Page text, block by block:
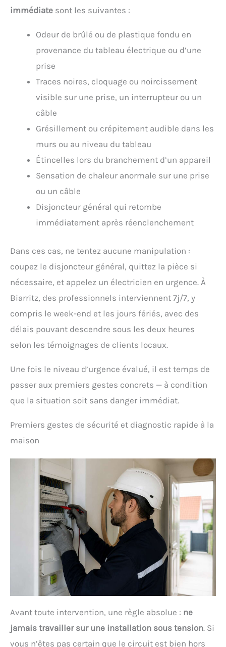
immédiate sont les suivantes :
Odeur de brûlé ou de plastique fondu en
provenance du tableau électrique ou d’une
prise
Traces noires, cloquage ou noircissement
visible sur une prise, un interrupteur ou un
câble
Grésillement ou crépitement audible dans les
murs ou au niveau du tableau
Étincelles lors du branchement d’un appareil
Sensation de chaleur anormale sur une prise
ou un câble
Disjoncteur général qui retombe
immédiatement après réenclenchement
Dans ces cas, ne tentez aucune manipulation :
coupez le disjoncteur général, quittez la pièce si
nécessaire, et appelez un électricien en urgence. À
Biarritz, des professionnels interviennent 7j/7, y
compris le week-end et les jours fériés, avec des
délais pouvant descendre sous les deux heures
selon les témoignages de clients locaux.
Une fois le niveau d’urgence évalué, il est temps de
passer aux premiers gestes concrets — à condition
que la situation soit sans danger immédiat.
Premiers gestes de sécurité et diagnostic rapide à la
maison
Avant toute intervention, une règle absolue : ne
jamais travailler sur une installation sous tension. Si
vous n’êtes pas certain que le circuit est bien hors